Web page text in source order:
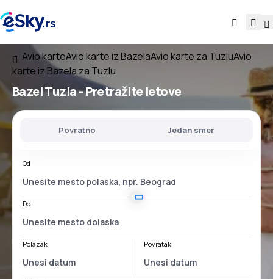
Avio karteAvio karte iz BazelaAvio karte za TuzluAvio
karte iz Bazela za Tuzlu
Bazel Tuzla- Pretražite letove
Povratno Jedan smer
Od
Do
Polazak Povratak